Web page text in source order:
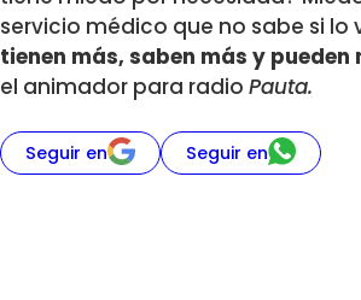
servicio médico que no sabe si lo
tienen más, saben más y
el animador para radio Pauta.
Seguir en Seguir en